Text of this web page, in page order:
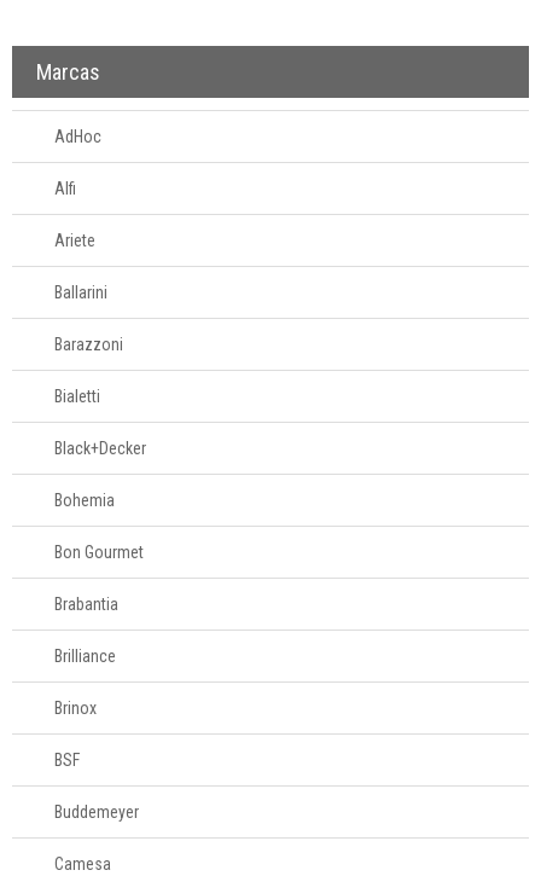
Formas para
hamburguers
Jarras medidoras
Luvas
Maçaricos
Moedores
Panos de copa
Pilão
Pincel
Plaina de queijo
Porta-
condimentos
Protetor para air
fryer
Quebra-nozes
Raladores
Tábuas para corte
cozinha
Tesouras de
alimentos
Marcas
AdHoc
Alfi
Ariete
Ballarini
Barazzoni
Bialetti
Black+Decker
Bohemia
Bon Gourmet
Brabantia
Brilliance
Brinox
BSF
Buddemeyer
Camesa